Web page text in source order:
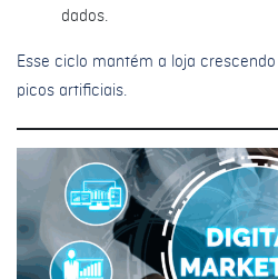
dados.
Esse ciclo mantém a loja
picos artificiais.